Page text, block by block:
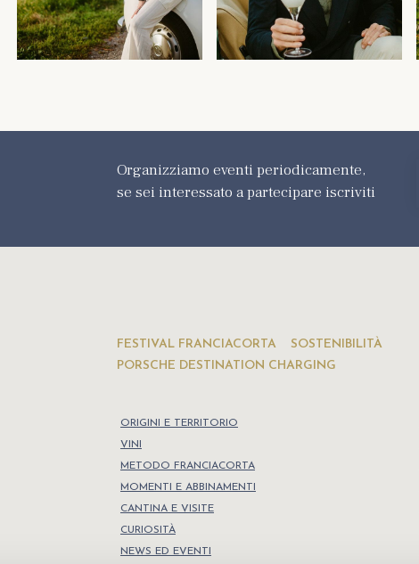
Organizziamo eventi periodicamente,
se sei interessato a partecipare iscriviti
FESTIVAL FRANCIACORTA
SOSTENIBILITÀ
PORSCHE DESTINATION CHARGING
ORIGINI E TERRITORIO
VINI
METODO FRANCIACORTA
MOMENTI E ABBINAMENTI
CANTINA E VISITE
CURIOSITÀ
NEWS ED EVENTI